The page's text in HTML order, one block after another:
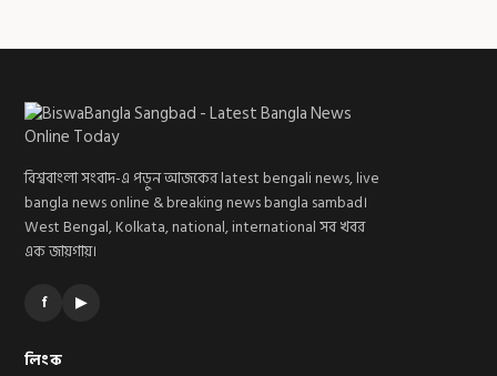
বিশ্ববাংলা সংবাদ-এ পড়ুন আজকের latest bengali news, live
bangla news online & breaking news bangla sambad।
West Bengal, Kolkata, national, international সব খবর
এক জায়গায়।
f ▶
লিংক